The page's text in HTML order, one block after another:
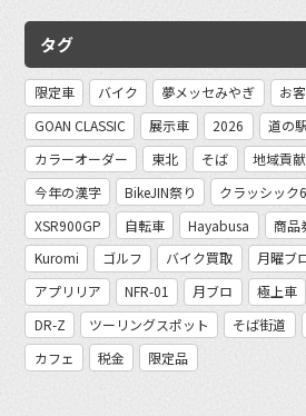
タグ
限定車 バイク 夢メッセみやぎ お
GOAN CLASSIC
展示車 2026 道の駅
カラーオーダー
東北 そば 地域貢献
今年の漢字
BikeJIN祭り クラッシック
XSR900GP
自転車 Hayabusa 商品
Kuromi
ゴルフ バイク買取 月曜ブ
アプリリア
NFR-01 月ブロ 極上車
DR-Z
ツーリングスポット そば街道
カフェ
税金 限定品